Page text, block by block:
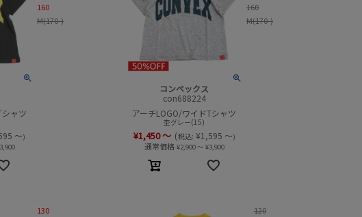
ャツ
～)
160
M(170-)
コンベックス
con688224
アーチLOGO/ワイドTシャツ
杢グレー(15)
¥1,450～ (税込: ¥1,595 ～)
通常価格 ¥2,900～¥3,900
160
M(170-)
130
120